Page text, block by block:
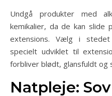
Undgå produkter med
kemikalier, da de kan
extensions. Vælg i
specielt udviklet til
forbliver blødt, glansfuldt og
Natpleje: